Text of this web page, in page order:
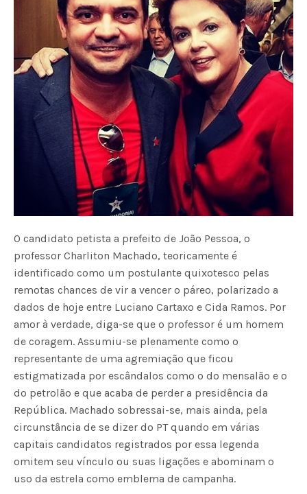
O candidato petista a prefeito de João Pessoa, o
professor Charliton Machado, teoricamente é
identificado como um postulante quixotesco pelas
remotas chances de vir a vencer o páreo, polarizado a
dados de hoje entre Luciano Cartaxo e Cida Ramos. Por
amor à verdade, diga-se que o professor é um homem
de coragem. Assumiu-se plenamente como o
representante de uma agremiação que ficou
estigmatizada por escândalos como o do mensalão e o
do petrolão e que acaba de perder a presidência da
República. Machado sobressai-se, mais ainda, pela
circunstância de se dizer do PT quando em várias
capitais candidatos registrados por essa legenda
omitem seu vínculo ou suas ligações e abominam o
uso da estrela como emblema de campanha.